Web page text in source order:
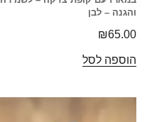
והגנה – לבן
₪65.00
הוספה לסל